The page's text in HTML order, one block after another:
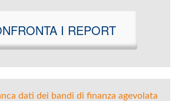
I REPORT
dati dei bandi di finanza agevolata